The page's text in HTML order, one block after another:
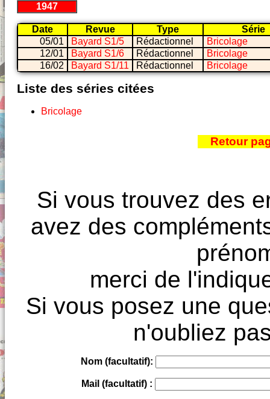
1947
Date Revue Type
Série
05/01
Bayard S1/5 Rédactionnel
Bricolage
12/01
Bayard S1/6 Rédactionnel
Bricolage
16/02
Bayard S1/11 Rédactionnel Bricolage
Liste des séries citées
Bricolage
Retour
Si vous trouvez des
avez des
merci de
Si vous posez une
n'oubliez
Nom (facultatif):
Mail (facultatif) :